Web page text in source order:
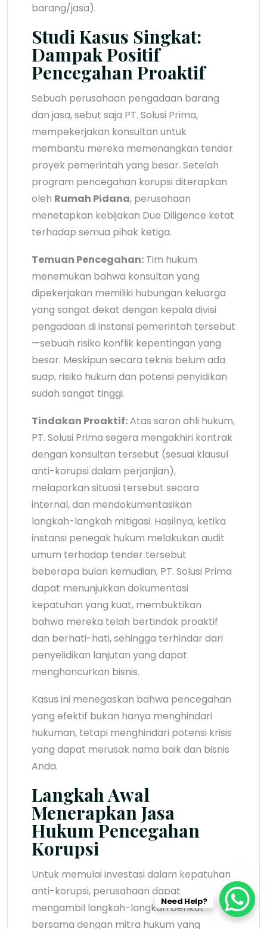
barang/jasa).
Studi Kasus Singkat:
Dampak Positif
Pencegahan Proaktif
Sebuah perusahaan pengadaan barang
dan jasa, sebut saja PT. Solusi Prima,
mempekerjakan konsultan untuk
membantu mereka memenangkan tender
proyek pemerintah yang besar. Setelah
program pencegahan korupsi diterapkan
oleh Rumah Pidana, perusahaan
menetapkan kebijakan Due Diligence ketat
terhadap semua pihak ketiga.
Temuan Pencegahan: Tim hukum
menemukan bahwa konsultan yang
dipekerjakan memiliki hubungan keluarga
yang sangat dekat dengan kepala divisi
pengadaan di instansi pemerintah tersebut
—sebuah risiko konflik kepentingan yang
besar. Meskipun secara teknis belum ada
suap, risiko hukum dan potensi penyidikan
sudah sangat tinggi.
Tindakan Proaktif:Atas saran ahli hukum,
PT. Solusi Prima segera mengakhiri kontrak
dengan konsultan tersebut (sesuai klausul
anti-korupsi dalam perjanjian),
melaporkan situasi tersebut secara
internal, dan mendokumentasikan
langkah-langkah mitigasi. Hasilnya, ketika
instansi penegak hukum melakukan audit
umum terhadap tender tersebut
beberapa bulan kemudian, PT. Solusi Prima
dapat menunjukkan dokumentasi
kepatuhan yang kuat, membuktikan
bahwa mereka telah bertindak proaktif
dan berhati-hati, sehingga terhindar dari
penyelidikan lanjutan yang dapat
menghancurkan bisnis.
Kasus ini menegaskan bahwa pencegahan
yang efektif bukan hanya menghindari
hukuman, tetapi menghindari potensi krisis
yang dapat merusak nama baik dan bisnis
Anda.
Langkah Awal
Menerapkan Jasa
Hukum Pencegahan
Korupsi
Untuk memulai investasi dalam kepatuhan
anti-korupsi, perusahaan dapat
mengambil langkah-langkah berikut
bersama dengan mitra hukum yang
Need Help?